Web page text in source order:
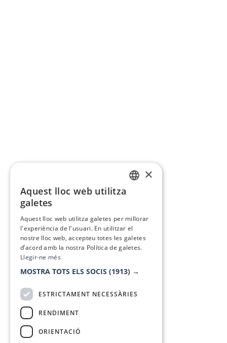
×
Aquest lloc web utilitza
galetes
Aquest lloc web utilitza galetes per millorar
l'experiència de l'usuari. En utilitzar el
nostre lloc web, accepteu totes les galetes
d’acord amb la nostra Política de galetes.
Llegir-ne més
MOSTRA TOTS ELS SOCIS (1913) →
ESTRICTAMENT NECESSÀRIES
RENDIMENT
ORIENTACIÓ